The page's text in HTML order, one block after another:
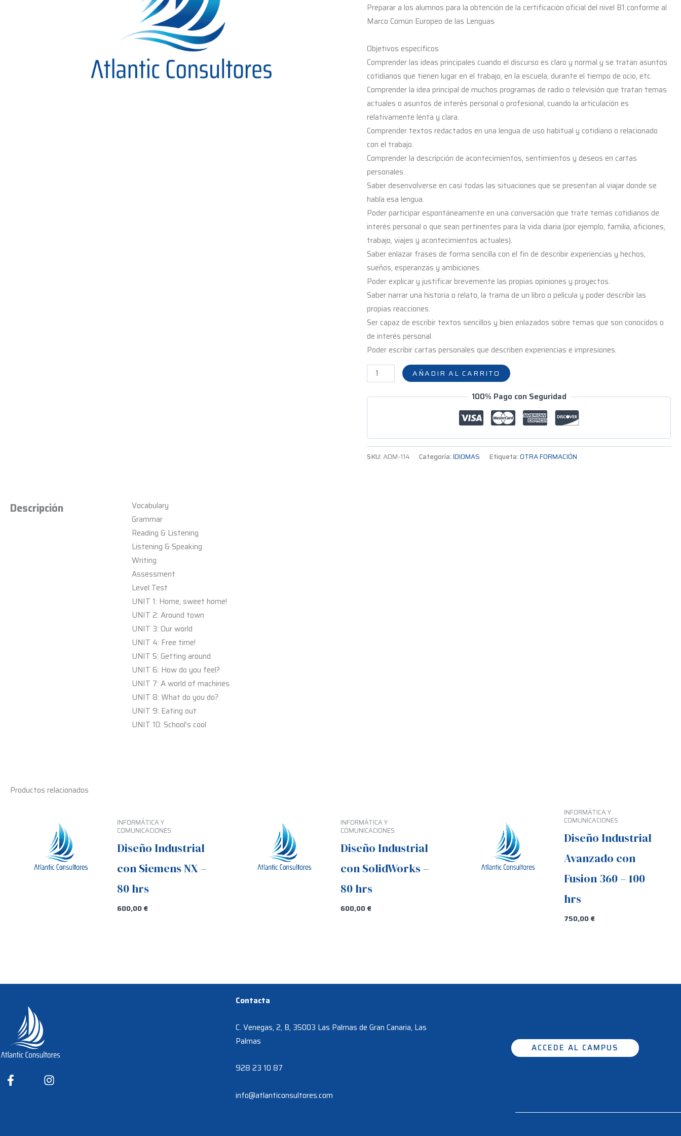
Preparar a los alumnos para la obtención de la certificación oficial del nivel B1 conforme al
Marco Común Europeo de las Lenguas
Objetivos específicos
Comprender las ideas principales cuando el discurso es claro y normal y se tratan asuntos
cotidianos que tienen lugar en el trabajo, en la escuela, durante el tiempo de ocio, etc.
Comprender la idea principal de muchos programas de radio o televisión que tratan temas
actuales o asuntos de interés personal o profesional, cuando la articulación es
relativamente lenta y clara.
Comprender textos redactados en una lengua de uso habitual y cotidiano o relacionado
con el trabajo.
Comprender la descripción de acontecimientos, sentimientos y deseos en cartas
personales.
Saber desenvolverse en casi todas las situaciones que se presentan al viajar donde se
habla esa lengua.
Poder participar espontáneamente en una conversación que trate temas cotidianos de
interés personal o que sean pertinentes para la vida diaria (por ejemplo, familia, aficiones,
trabajo, viajes y acontecimientos actuales).
Saber enlazar frases de forma sencilla con el fin de describir experiencias y hechos,
sueños, esperanzas y ambiciones.
Poder explicar y justificar brevemente las propias opiniones y proyectos.
Saber narrar una historia o relato, la trama de un libro o película y poder describir las
propias reacciones.
Ser capaz de escribir textos sencillos y bien enlazados sobre temas que son conocidos o
de interés personal.
Poder escribir cartas personales que describen experiencias e impresiones.
AÑADIR AL CARRITO
100% Pago con Seguridad
SKU:ADM-114 Categoría:IDIOMAS Etiqueta:OTRA FORMACIÓN
Descripción
Vocabulary
Grammar
Reading & Listening
Listening & Speaking
Writing
Assessment
Level Test
UNIT 1: Home, sweet home!
UNIT 2: Around town
UNIT 3: Our world
UNIT 4: Free time!
UNIT 5: Getting around
UNIT 6: How do you feel?
UNIT 7: A world of machines
UNIT 8: What do you do?
UNIT 9: Eating out
UNIT 10: School’s cool
Productos relacionados
INFORMÁTICA Y
COMUNICACIONES
Diseño Industrial
con Siemens NX –
80 hrs
600,00€
INFORMÁTICA Y
COMUNICACIONES
Diseño Industrial
con SolidWorks –
80 hrs
600,00€
INFORMÁTICA Y
COMUNICACIONES
Diseño Industrial
Avanzado con
Fusion 360 – 100
hrs
750,00€
Contacta
C. Venegas, 2, B, 35003 Las Palmas de Gran Canaria, Las
Palmas
928 23 10 87
info@atlanticonsultores.com
ACCEDE AL CAMPUS